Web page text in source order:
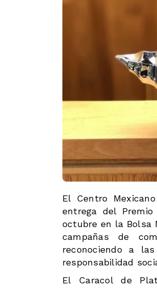
El Centro
entrega del
octubre en la Bolsa
campañas de
reconociendo a
responsabilidad
El Caracol de